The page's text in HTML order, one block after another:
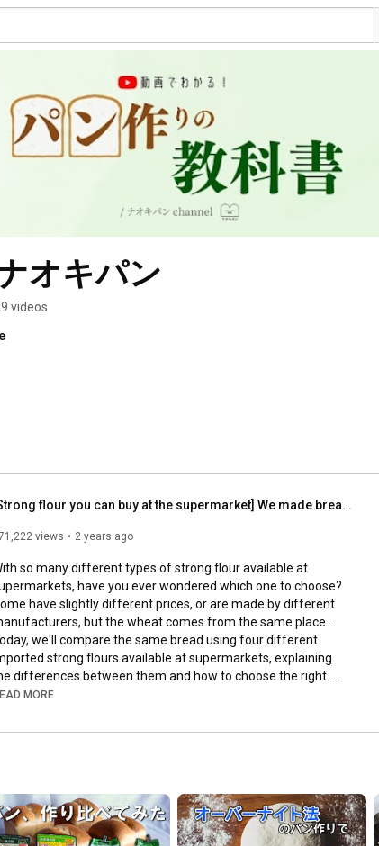
オキパン
videos
[Strong flour you can buy at the supermarket] We made bread using four different types to see wha...
views 2 years ago
so many different types of strong flour available at
have you ever wondered which one to choose?
have slightly different prices, or are made by different
but the wheat comes from the same place...
we'll compare the same bread using four different
strong flours available at supermarkets, explaining
differences between them and how to choose the right
also have a detailed explanation in an article on the official
☆A previous video comparing Eagle and Gyosuu strong flour
at 8:59
youtu.be/h4qL73pBbig
MORE